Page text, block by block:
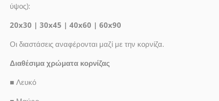
ύψος):
20x30 | 30x45 | 40x60 | 60x90
Οι διαστάσεις αναφέρονται μαζί με την κορνίζα.
Διαθέσιμα χρώματα κορνίζας
■ Λευκό